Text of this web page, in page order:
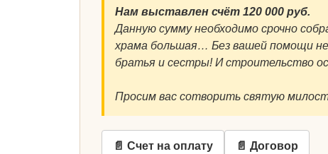
Нам выставлен счёт 120 000 руб.
Данную сумму необходимо срочно
храма большая… Без вашей помощи не
братья и сестры! И строительство
Просим вас сотворить святую
📄 Счет на оплату 📄 Договор